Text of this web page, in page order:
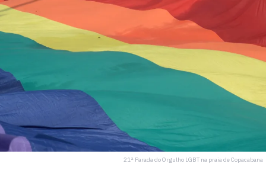
21ª Parada do Orgulho LGBT na praia de Copacabana